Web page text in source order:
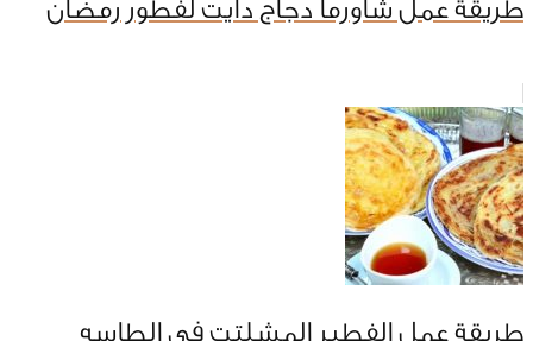
طريقة عمل شاورما دجاج دايت لفطور رمضان
طريقة عمل الفطير المشلتت في الطاسه